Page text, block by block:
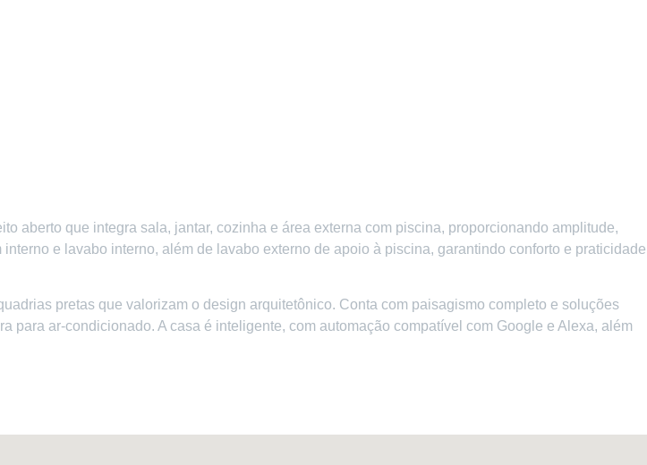
aberto que integra sala, jantar, cozinha e área externa com piscina, proporcionando amplitude,
e lavabo interno, além de lavabo externo de apoio à piscina, garantindo conforto e praticidade
pretas que valorizam o design arquitetônico. Conta com paisagismo completo e soluções
ar-condicionado. A casa é inteligente, com automação compatível com Google e Alexa, além